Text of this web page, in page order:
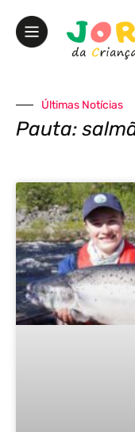
Últimas Notícias
Pauta: